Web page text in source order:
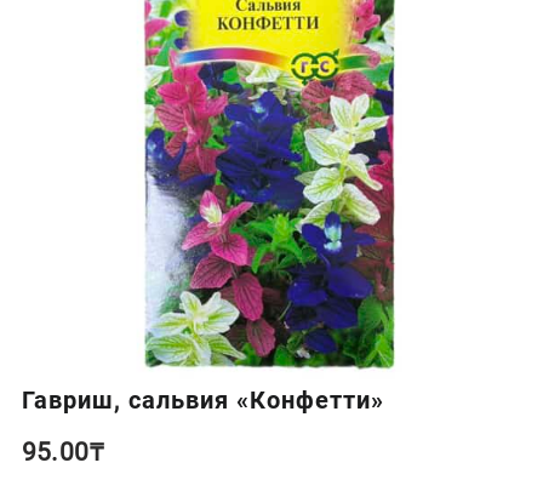
Гавриш, сальвия «Конфетти»
95.00₸